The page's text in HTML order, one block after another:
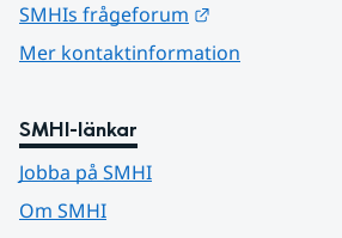
SMHIs frågeforum
Mer kontaktinformation
SMHI-länkar
Jobba på SMHI
Om SMHI